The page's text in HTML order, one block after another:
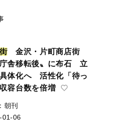
街金沢・片町商店街
舎移転後〟に布石 立
体化へ 活性化「待っ
容台数を倍増
朝刊
01-06